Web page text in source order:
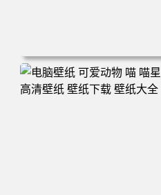
电脑壁纸 动漫 冬季 公交车 朱
160 电脑桌面 高清壁纸 壁纸下